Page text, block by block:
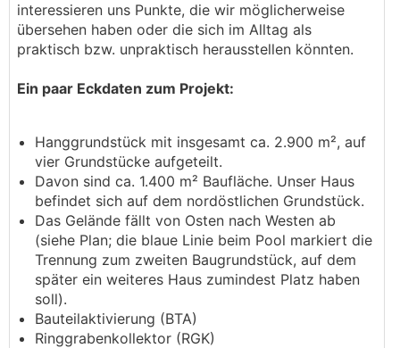
interessieren uns Punkte, die wir möglicherweise
übersehen haben oder die sich im Alltag als
praktisch bzw. unpraktisch herausstellen könnten.
Ein paar Eckdaten zum Projekt:
Hanggrundstück mit insgesamt ca. 2.900 m², auf
vier Grundstücke aufgeteilt.
Davon sind ca. 1.400 m² Baufläche. Unser Haus
befindet sich auf dem nordöstlichen Grundstück.
Das Gelände fällt von Osten nach Westen ab
(siehe Plan; die blaue Linie beim Pool markiert die
Trennung zum zweiten Baugrundstück, auf dem
später ein weiteres Haus zumindest Platz haben
soll).
Bauteilaktivierung (BTA)
Ringgrabenkollektor (RGK)